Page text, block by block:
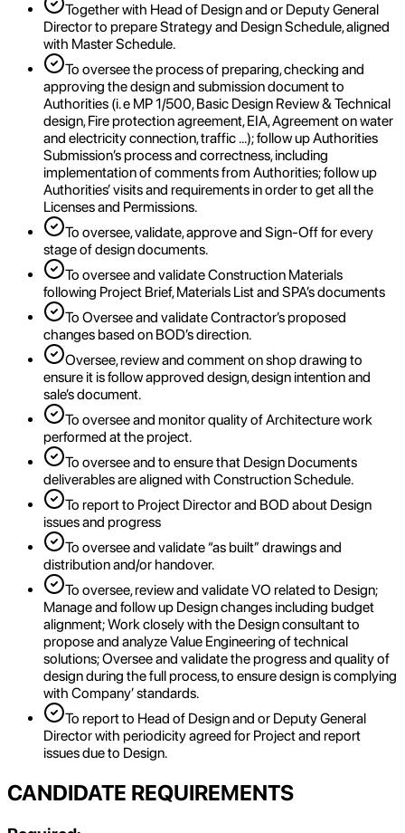
Together with Head of Design and or Deputy General
Director to prepare Strategy and Design Schedule, aligned
with Master Schedule.
To oversee the process of preparing, checking and
approving the design and submission document to
Authorities (i. e MP 1/500, Basic Design Review & Technical
design, Fire protection agreement, EIA, Agreement on water
and electricity connection, traffic …); follow up Authorities
Submission’s process and correctness, including
implementation of comments from Authorities; follow up
Authorities’ visits and requirements in order to get all the
Licenses and Permissions.
To oversee, validate, approve and Sign-Off for every
stage of design documents.
To oversee and validate Construction Materials
following Project Brief, Materials List and SPA’s documents
To Oversee and validate Contractor’s proposed
changes based on BOD’s direction.
Oversee, review and comment on shop drawing to
ensure it is follow approved design, design intention and
sale’s document.
To oversee and monitor quality of Architecture work
performed at the project.
To oversee and to ensure that Design Documents
deliverables are aligned with Construction Schedule.
To report to Project Director and BOD about Design
issues and progress
To oversee and validate “as built” drawings and
distribution and/or handover.
To oversee, review and validate VO related to Design;
Manage and follow up Design changes including budget
alignment; Work closely with the Design consultant to
propose and analyze Value Engineering of technical
solutions; Oversee and validate the progress and quality of
design during the full process, to ensure design is complying
with Company’ standards.
To report to Head of Design and or Deputy General
Director with periodicity agreed for Project and report
issues due to Design.
CANDIDATE REQUIREMENTS